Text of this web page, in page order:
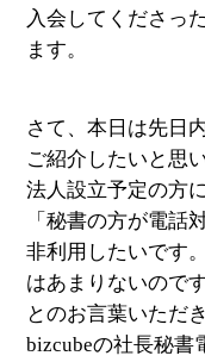
入会してくださっ
ます。
さて、本日は先日
ご紹介したいと思
法人設立予定の方
「秘書の方が電話
非利用したいです
はあまりないので
とのお言葉いただ
bizcubeの社長秘書